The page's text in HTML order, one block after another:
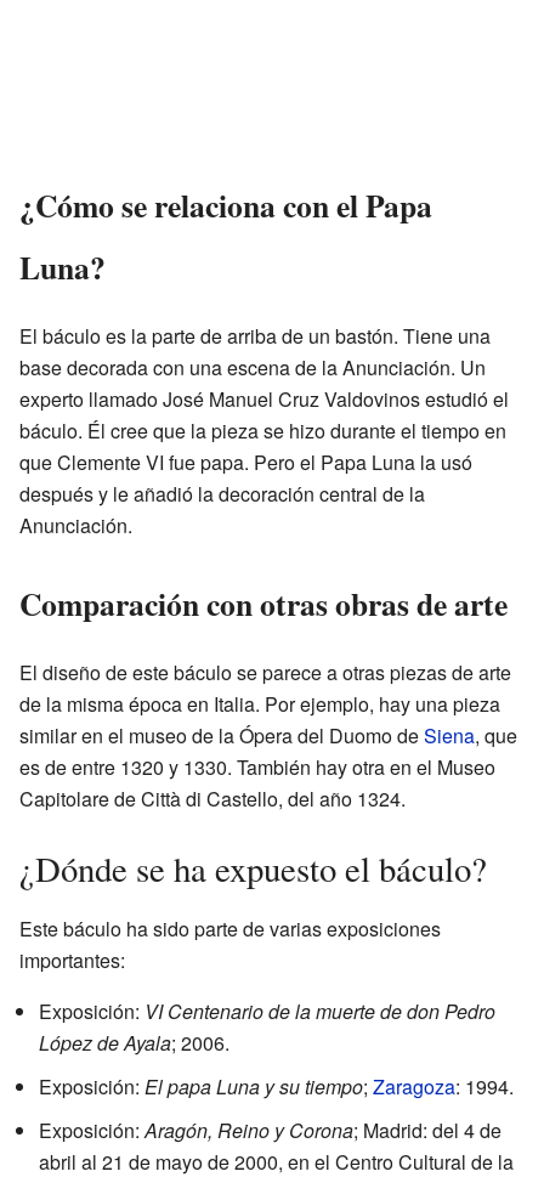
¿Cómo se relaciona con el Papa
Luna?
El báculo es la parte de arriba de un bastón. Tiene una
base decorada con una escena de la Anunciación. Un
experto llamado José Manuel Cruz Valdovinos estudió el
báculo. Él cree que la pieza se hizo durante el tiempo en
que Clemente VI fue papa. Pero el Papa Luna la usó
después y le añadió la decoración central de la
Anunciación.
Comparación con otras obras de arte
El diseño de este báculo se parece a otras piezas de arte
de la misma época en Italia. Por ejemplo, hay una pieza
similar en el museo de la Ópera del Duomo deSiena, que
es de entre 1320 y 1330. También hay otra en el Museo
Capitolare de Città di Castello, del año 1324.
¿Dónde se ha expuesto el báculo?
Este báculo ha sido parte de varias exposiciones
importantes:
Exposición: VI Centenario de la muerte de don Pedro
López de Ayala; 2006.
Exposición: El papa Luna y su tiempo; Zaragoza: 1994.
Exposición:Aragón, Reino y Corona; Madrid: del 4 de
abril al 21 de mayo de 2000, en el Centro Cultural de la